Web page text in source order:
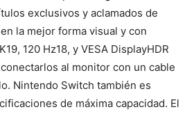
exclusivos y aclamados de
la mejor forma visual y con
120 Hz18, y VESA DisplayHDR
al monitor con un cable
Nintendo Switch también es
de máxima capacidad. El